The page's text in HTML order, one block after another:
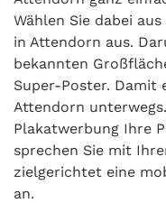
Wählen Sie dabei
in Attendorn aus.
bekannten
Super-Poster. Damit
Attendorn
Plakatwerbung Ihre
sprechen Sie mit
zielgerichtet eine
an.